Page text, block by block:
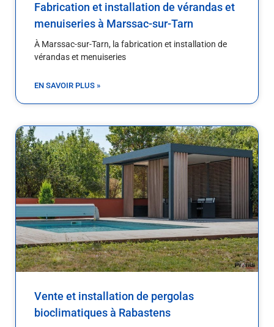
Fabrication et installation de vérandas et
menuiseries à Marssac-sur-Tarn
À Marssac-sur-Tarn, la fabrication et installation de
vérandas et menuiseries
EN SAVOIR PLUS »
Vente et installation de pergolas
bioclimatiques à Rabastens